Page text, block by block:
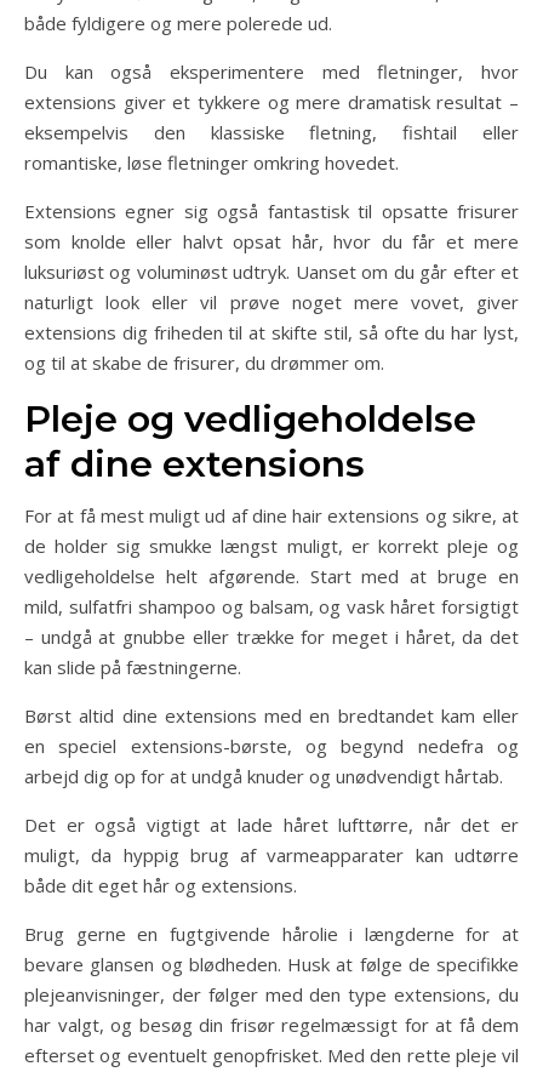
både fyldigere og mere polerede ud.
Du kan også eksperimentere med fletninger, hvor
extensions giver et tykkere og mere dramatisk resultat –
eksempelvis den klassiske fletning, fishtail eller
romantiske, løse fletninger omkring hovedet.
Extensions egner sig også fantastisk til opsatte frisurer
som knolde eller halvt opsat hår, hvor du får et mere
luksuriøst og voluminøst udtryk. Uanset om du går efter et
naturligt look eller vil prøve noget mere vovet, giver
extensions dig friheden til at skifte stil, så ofte du har lyst,
og til at skabe de frisurer, du drømmer om.
Pleje og vedligeholdelse
af dine extensions
For at få mest muligt ud af dine hair extensions og sikre, at
de holder sig smukke længst muligt, er korrekt pleje og
vedligeholdelse helt afgørende. Start med at bruge en
mild, sulfatfri shampoo og balsam, og vask håret forsigtigt
– undgå at gnubbe eller trække for meget i håret, da det
kan slide på fæstningerne.
Børst altid dine extensions med en bredtandet kam eller
en speciel extensions-børste, og begynd nedefra og
arbejd dig op for at undgå knuder og unødvendigt hårtab.
Det er også vigtigt at lade håret lufttørre, når det er
muligt, da hyppig brug af varmeapparater kan udtørre
både dit eget hår og extensions.
Brug gerne en fugtgivende hårolie i længderne for at
bevare glansen og blødheden. Husk at følge de specifikke
plejeanvisninger, der følger med den type extensions, du
har valgt, og besøg din frisør regelmæssigt for at få dem
efterset og eventuelt genopfrisket. Med den rette pleje vil